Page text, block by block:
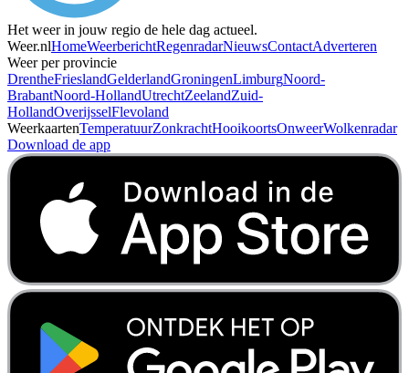
Het weer in jouw regio de hele dag actueel.
Weer.nlHomeWeerberichtRegenradarNieuwsContactAdverteren
Weer per provincie
DrentheFrieslandGelderlandGroningenLimburgNoord-
BrabantNoord-HollandUtrechtZeelandZuid-
HollandOverijsselFlevoland
WeerkaartenTemperatuurZonkrachtHooikoortsOnweerWolkenradar
Download de app